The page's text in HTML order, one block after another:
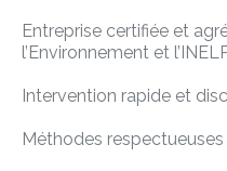
Entreprise certifiée et
l’Environnement et
Intervention rapide et
Méthodes respectueuses